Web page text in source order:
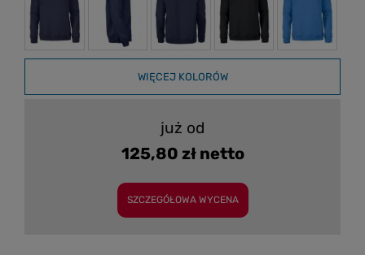
WIĘCEJ KOLORÓW
już od
125,80 zł netto
SZCZEGÓŁOWA WYCENA